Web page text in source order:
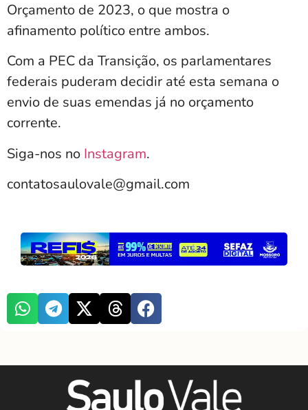
Orçamento de 2023, o que mostra o
afinamento político entre ambos.
Com a PEC da Transição, os parlamentares
federais puderam decidir até esta semana o
envio de suas emendas já no orçamento
corrente.
Siga-nos no Instagram.
contatosaulovale@gmail.com